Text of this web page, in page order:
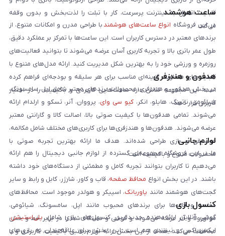
قابلیت اتصال به اینترنت پرسرعت، کار با تبلت را لذت‌بخش و بدون وقفه
می‌کند.
ساعت هوشمند
در این فروشگاه انواع ساعت‌های هوشمند با طراحی مدرن و امکانات متنوع، از
برندهای معتبر در دسترس کاربران است. این ساعت‌ها با تمرکز بر عملکرد دقیق،
طول عمر باتری بالا و تجربه کاربری آسان عرضه می‌شوند تا بتوانید فعالیت‌های
روزمره و ورزشی خود را به بهترین شکل مدیریت کنید. ارائه مدل‌های متنوع با
قابلیت‌های متفاوت، گزینه‌ای مناسب برای هر سلیقه و بودجه‌ای فراهم کرده
است. این مجموعه تلاش دارد ساعت‌هایی کاربردی و باکیفیت را در اختیار
کاربران قرار دهد.
هدفون و هندزفری
در بخش هدفون و هندزفری، محصولات برندهای معتبر شامل اپل، سامسونگ،
شیائومی، ناتینگ، هایلو، انکر، کیو سی وای، پرووان، آنر، تسکو و ارلدام ارائه
می‌شوند. تمامی هدفون‌ها با کیفیت صوتی بالا، اصالت کالا و گارانتی معتبر
عرضه می‌شوند. هدفون‌ها و هندزفری‌ها برای کاربری‌های مختلف شامل مکالمه،
موسیقی و بازی طراحی شده‌اند. هدف ما ارائه بهترین تجربه صوتی با
محصولات متنوع و باکیفیت است.
لوازم جانبی
ما در این فروشگاه مجموعه‌ای گسترده از لوازم جانبی دیجیتال را هم ارائه
می‌دهیم تا کاربران بتوانند تجربه کامل و مطمئنی از دستگاه‌های خود داشته
باشند. در این بخش انواع محافظ صفحه، قاب و کاور، شارژر، کابل و رابط و سایر
گجت‌های هوشمند مانند پاوربانک، اسپیکر و هولدر موجود است. محافظ‌های
صفحه و قاب‌ها برای برندهای محبوب مانند اپل، سامسونگ، شیائومی،
موتورولا و آنر عرضه می‌شوند و گوشی و دستگاه شما را در برابر خط و خش
محافظت می‌کنند. هدف از این بخش ارائه لوازم جانبی باکیفیت، کاربردی و با
کنسول بازی
گوشی آنلاین ارائه‌دهنده جدیدترین کنسول‌های بازی شامل پلی‌استیشن،
ایکس‌باکس و نینتندو هم است. این بخش برای علاقه‌مندان به بازی‌های